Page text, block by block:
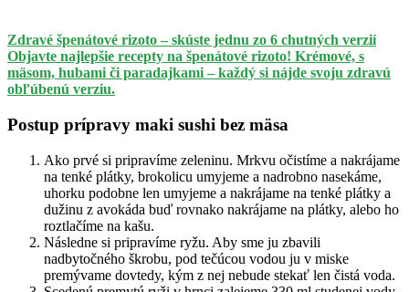
Zdravé špenátové rizoto – skúste jednu zo 6 chutných verzií
Objavte najlepšie recepty na špenátové rizoto! Krémové, s
mäsom, hubami či paradajkami – každý si nájde svoju zdravú
obľúbenú verziu.
Postup prípravy maki sushi bez mäsa
Ako prvé si pripravíme zeleninu. Mrkvu očistíme a nakrájame
na tenké plátky, brokolicu umyjeme a nadrobno nasekáme,
uhorku podobne len umyjeme a nakrájame na tenké plátky a
dužinu z avokáda buď rovnako nakrájame na plátky, alebo ho
roztlačíme na kašu.
Následne si pripravíme ryžu. Aby sme ju zbavili
nadbytočného škrobu, pod tečúcou vodou ju v miske
premývame dovtedy, kým z nej nebude stekať len čistá voda.